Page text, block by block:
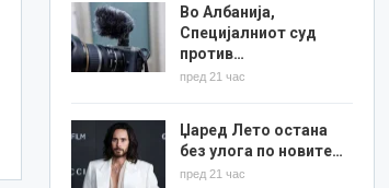
Во Албанија,
Специјалниот суд
против…
пред 21 час
Џаред Лето остана
без улога по новите…
пред 21 час